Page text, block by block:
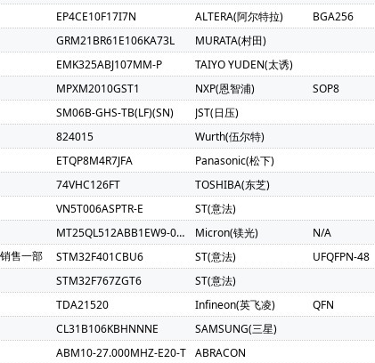
Createk Micro(达晶微)(1) TONTEK(台湾通泰)(1) 无锡紫光微(1)
HEXIN(禾芯微)(1) Chipanalog(川土微)(1)
RYCHiP(蕊源)(1) Unilc(紫光国芯)(1) HT(金誉)(1)
EP4CE10F17I7N ALTERA(阿尔特拉) BGA256
GRM21BR61E106KA73L MURATA(村田)
EMK325ABJ107MM-P TAIYO YUDEN(太诱)
MPXM2010GST1 NXP(恩智浦) SOP8
SM06B-GHS-TB(LF)(SN) JST(日压)
824015 Wurth(伍尔特)
ETQP8M4R7JFA Panasonic(松下)
74VHC126FT TOSHIBA(东芝)
VN5T006ASPTR-E ST(意法)
MT25QL512ABB1EW9-0SIT Micron(镁光) N/A
售一部
STM32F401CBU6 ST(意法) UFQFPN-48
STM32F767ZGT6 ST(意法)
TDA21520 Infineon(英飞凌) QFN
CL31B106KBHNNNE SAMSUNG(三星)
ABM10-27.000MHZ-E20-T ABRACON